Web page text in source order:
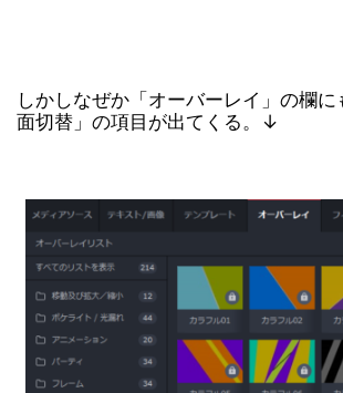
しかしなぜか「オーバーレイ」の欄
面切替」の項目が出てくる。↓